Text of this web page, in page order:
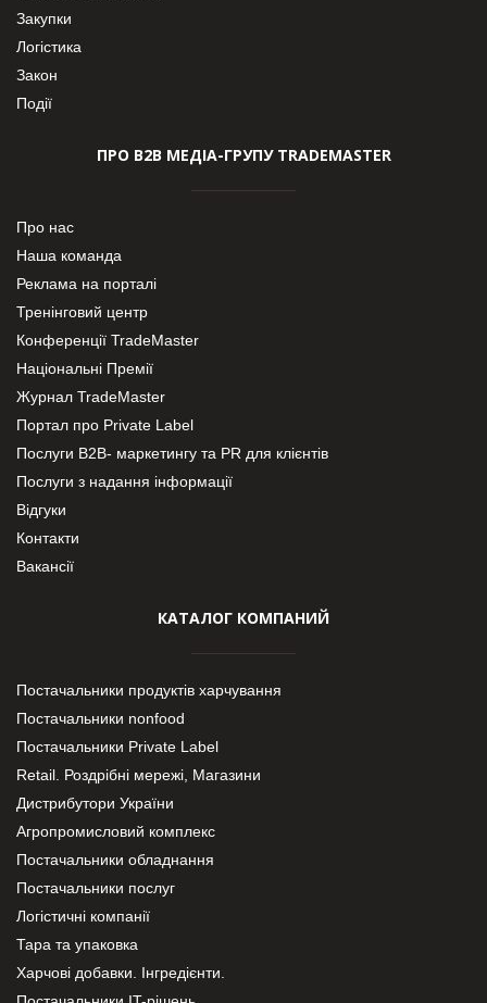
Закупки
Логістика
Закон
Події
ПРО В2В МЕДІА-ГРУПУ TRADEMASTER
Про нас
Наша команда
Реклама на порталі
Тренінговий центр
Конференції TradeMaster
Національні Премії
Журнал TradeMaster
Портал про Private Label
Послуги В2В- маркетингу та PR для клієнтів
Послуги з надання інформації
Відгуки
Контакти
Вакансії
КАТАЛОГ КОМПАНИЙ
Постачальники продуктів харчування
Постачальники nonfood
Постачальники Private Label
Retail. Роздрібні мережі, Магазини
Дистрибутори України
Агропромисловий комплекс
Постачальники обладнання
Постачальники послуг
Логістичні компанії
Тара та упаковка
Харчові добавки. Інгредієнти.